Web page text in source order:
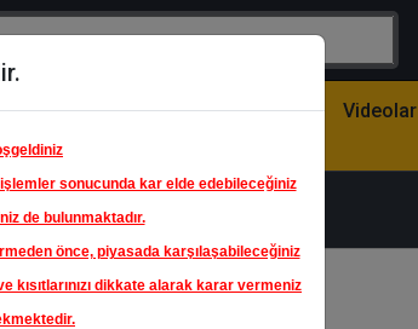
Raporlar Partnerlerimiz Videolar
sonucunda kar elde edebileceğiniz
de bulunmaktadır.
önce, piyasada karşılaşabileceğiniz
kısıtlarınızı dikkate alarak karar vermeniz